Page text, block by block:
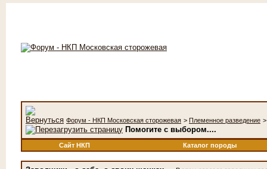
Форум - НКП Московская сторожевая > Племенное разведение
Помогите с выбором....
Сайт НКП Каталог породы